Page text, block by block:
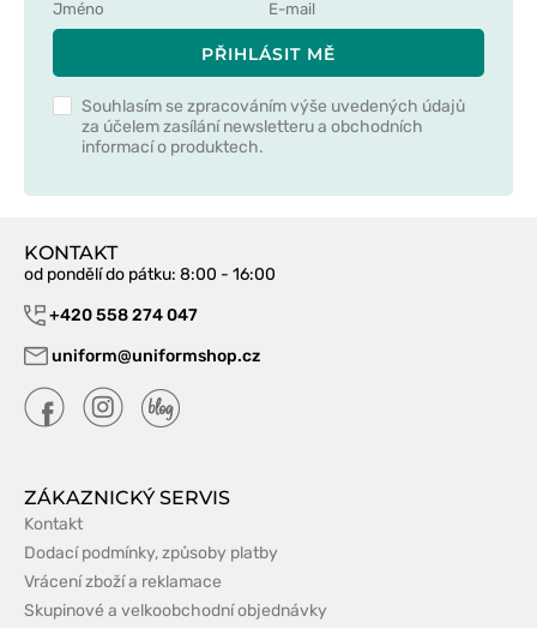
PŘIHLÁSIT MĚ
Souhlasím se zpracováním výše uvedených údajů
za účelem zasílání newsletteru a obchodních
informací o produktech.
KONTAKT
od pondělí do pátku: 8:00 - 16:00
+420 558 274 047
uniform@uniformshop.cz
ZÁKAZNICKÝ SERVIS
Kontakt
Dodací podmínky, způsoby platby
Vrácení zboží a reklamace
Skupinové a velkoobchodní objednávky